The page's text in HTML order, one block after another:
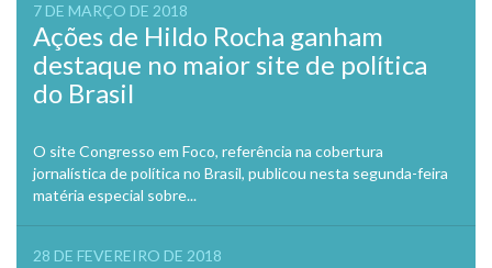
7 DE MARÇO DE 2018
Ações de Hildo Rocha ganham
destaque no maior site de política
do Brasil
O site Congresso em Foco, referência na cobertura
jornalística de política no Brasil, publicou nesta segunda-feira
matéria especial sobre...
28 DE FEVEREIRO DE 2018